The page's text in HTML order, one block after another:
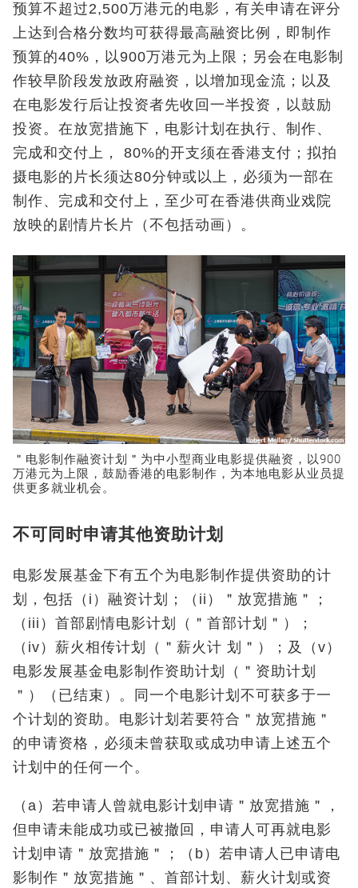
预算不超过2,500万港元的电影，有关申请在评分
上达到合格分数均可获得最高融资比例，即制作
预算的40%，以900万港元为上限；另会在电影制
作较早阶段发放政府融资，以增加现金流；以及
在电影发行后让投资者先收回一半投资，以鼓励
投资。在放宽措施下，电影计划在执行、制作、
完成和交付上， 80%的开支须在香港支付；拟拍
摄电影的片长须达80分钟或以上，必须为一部在
制作、完成和交付上，至少可在香港供商业戏院
放映的剧情片长片（不包括动画）。
＂电影制作融资计划＂为中小型商业电影提供融资，以900
万港元为上限，鼓励香港的电影制作，为本地电影从业员提
供更多就业机会。
不可同时申请其他资助计划
电影发展基金下有五个为电影制作提供资助的计
划，包括（i）融资计划；（ii）＂放宽措施＂；
（iii）首部剧情电影计划（＂首部计划＂）；
（iv）薪火相传计划（＂薪火计 划＂）；及（v）
电影发展基金电影制作资助计划（＂资助计划
＂）（已结束）。同一个电影计划不可获多于一
个计划的资助。电影计划若要符合＂放宽措施＂
的申请资格，必须未曾获取或成功申请上述五个
计划中的任何一个。
（a）若申请人曾就电影计划申请＂放宽措施＂，
但申请未能成功或已被撤回，申请人可再就电影
计划申请＂放宽措施＂；（b）若申请人已申请电
影制作＂放宽措施＂、首部计划、薪火计划或资